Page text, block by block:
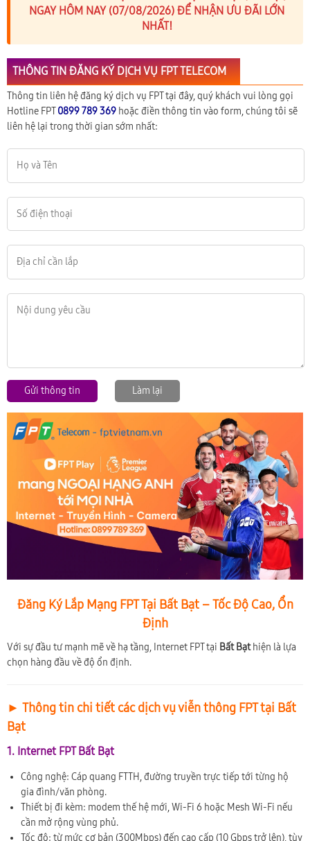
NGAY HÔM NAY (07/08/2026) ĐỂ NHẬN ƯU ĐÃI LỚN
NHẤT!
THÔNG TIN ĐĂNG KÝ DỊCH VỤ FPT TELECOM
Thông tin liên hệ đăng ký dịch vụ FPT tại đây, quý khách vui lòng gọi
Hotline FPT0899 789 369 hoặc điền thông tin vào form, chúng tôi sẽ
liên hệ lại trong thời gian sớm nhất:
Gửi thông tin Làm lại
Đăng Ký Lắp Mạng FPT Tại Bất Bạt – Tốc Độ Cao, Ổn
Định
Với sự đầu tư mạnh mẽ về hạ tầng, Internet FPT tại Bất Bạthiện là lựa
chọn hàng đầu về độ ổn định.
► Thông tin chi tiết các dịch vụ viễn thông FPT tại Bất
Bạt
1. Internet FPT Bất Bạt
Công nghệ: Cáp quang FTTH, đường truyền trực tiếp tới từng hộ
gia đình/văn phòng.
Thiết bị đi kèm: modem thế hệ mới, Wi-Fi 6 hoặc Mesh Wi-Fi nếu
cần mở rộng vùng phủ.
Tốc độ: từ mức cơ bản (300Mbps) đến cao cấp (10 Gbps trở lên), tùy